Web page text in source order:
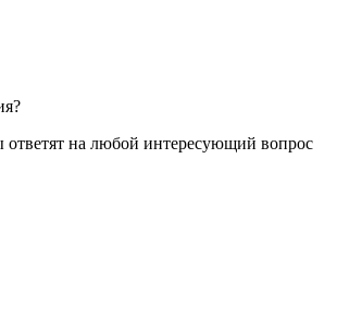
на любой интересующий вопрос